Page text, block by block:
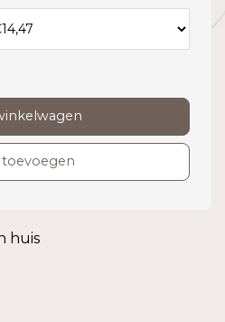
toevoegen
huis